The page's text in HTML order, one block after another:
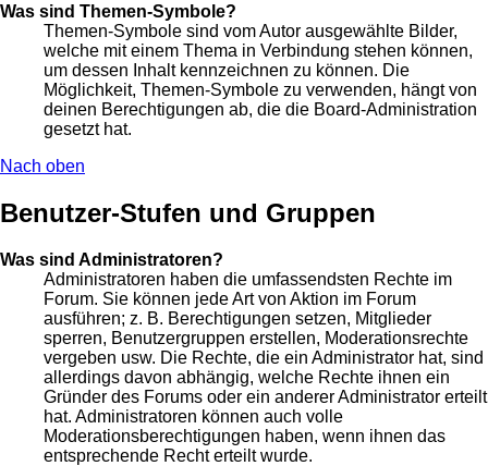
Was sind Themen-Symbole?
Themen-Symbole sind vom Autor ausgewählte Bilder,
welche mit einem Thema in Verbindung stehen können,
um dessen Inhalt kennzeichnen zu können. Die
Möglichkeit, Themen-Symbole zu verwenden, hängt von
deinen Berechtigungen ab, die die Board-Administration
gesetzt hat.
Nach oben
Benutzer-Stufen und Gruppen
Was sind Administratoren?
Administratoren haben die umfassendsten Rechte im
Forum. Sie können jede Art von Aktion im Forum
ausführen; z. B. Berechtigungen setzen, Mitglieder
sperren, Benutzergruppen erstellen, Moderationsrechte
vergeben usw. Die Rechte, die ein Administrator hat, sind
allerdings davon abhängig, welche Rechte ihnen ein
Gründer des Forums oder ein anderer Administrator erteilt
hat. Administratoren können auch volle
Moderationsberechtigungen haben, wenn ihnen das
entsprechende Recht erteilt wurde.